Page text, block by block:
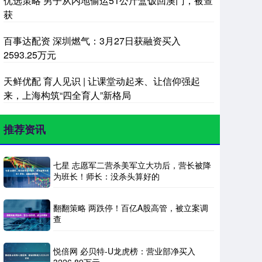
获
百事达配资 深圳燃气：3月27日获融资买入
2593.25万元
天鲜优配 育人见识 | 让课堂动起来、让信仰强起
来，上海构筑“四全育人”新格局
推荐资讯
七星 志愿军二营杀美军立大功后，营长被降
为班长！师长：没杀头算好的
翻翻策略 两跌停！百亿A股高管，被立案调
查
悦倍网 必贝特-U龙虎榜：营业部净买入